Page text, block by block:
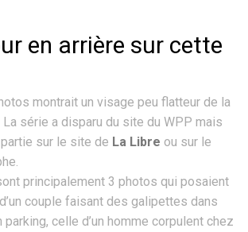
en arrière sur cette
montrait un visage peu flatteur de la
série a disparu du site du WPP mais
sur le site de La Libre ou sur le
principalement 3 photos qui posaient
couple faisant des galipettes dans
parking, celle d’un homme corpulent chez